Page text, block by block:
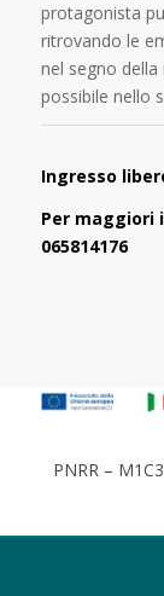
protagonista
ritrovando le
nel segno
possibile nello
Ingresso
Per maggiori
065814176
PNRR –